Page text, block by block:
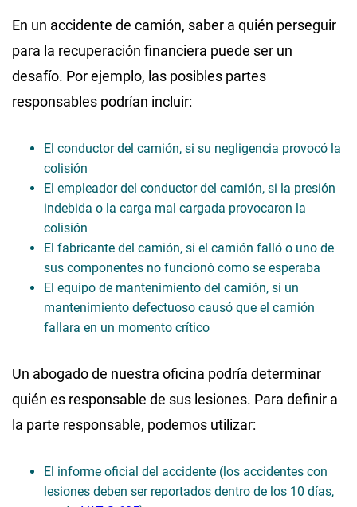
En un accidente de camión, saber a quién perseguir
para la recuperación financiera puede ser un
desafío. Por ejemplo, las posibles partes
responsables podrían incluir:
El conductor del camión, si su negligencia provocó la
colisión
El empleador del conductor del camión, si la presión
indebida o la carga mal cargada provocaron la
colisión
El fabricante del camión, si el camión falló o uno de
sus componentes no funcionó como se esperaba
El equipo de mantenimiento del camión, si un
mantenimiento defectuoso causó que el camión
fallara en un momento crítico
Un abogado de nuestra oficina podría determinar
quién es responsable de sus lesiones. Para definir a
la parte responsable, podemos utilizar:
El informe oficial del accidente (los accidentes con
lesiones deben ser reportados dentro de los 10 días,